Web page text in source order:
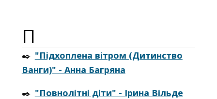
П
✒️ "Підхоплена вітром (Дитинство
Ванги)" - Анна Багряна
✒️ "Повнолітні діти" - Ірина Вільде